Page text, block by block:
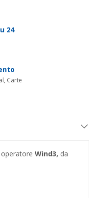
24
Carte
operatore Wind3, da